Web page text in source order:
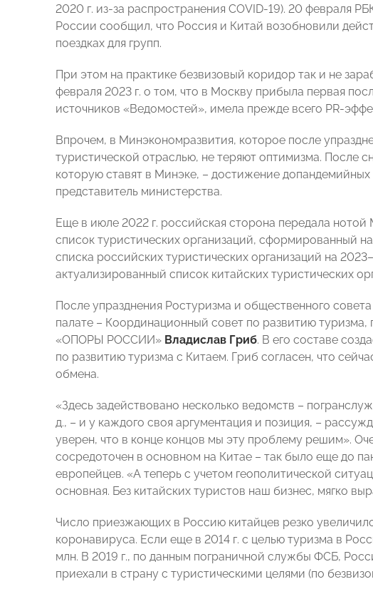
2020 г. из-за распространения COVID-19). 20 февраля
России сообщил, что Россия и Китай возобновили
поездках для групп.
При этом на практике безвизовый коридор так и не
февраля 2023 г. о том, что в Москву прибыла первая
источников «Ведомостей», имела прежде всего PR-
Впрочем, в Минэкономразвития, которое после
туристической отраслью, не теряют оптимизма. После
которую ставят в Минэке, – достижение
представитель министерства.
Еще в июле 2022 г. российская сторона передала
список туристических организаций, сформированный
списка российских туристических организаций на
актуализированный список китайских туристических
После упразднения Ростуризма и общественного
палате – Координационный совет по развитию
«ОПОРЫ РОССИИ» Владислав Гриб. В его составе
по развитию туризма с Китаем. Гриб согласен, что
обмена.
«Здесь задействовано несколько ведомств –
д., – и у каждого своя аргументация и позиция, –
уверен, что в конце концов мы эту проблему решим».
сосредоточен в основном на Китае – так было еще до
европейцев. «А теперь с учетом геополитической
основная. Без китайских туристов наш бизнес, мягко
Число приезжающих в Россию китайцев резко
коронавируса. Если еще в 2014 г. с целью туризма в
млн. В 2019 г., по данным пограничной службы ФСБ,
приехали в страну с туристическими целями (по